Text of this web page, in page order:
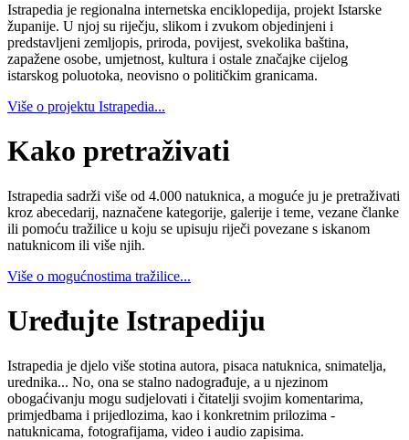
Istrapedia je regionalna internetska enciklopedija, projekt Istarske
županije. U njoj su riječju, slikom i zvukom objedinjeni i
predstavljeni zemljopis, priroda, povijest, svekolika baština,
zapažene osobe, umjetnost, kultura i ostale značajke cijelog
istarskog poluotoka, neovisno o političkim granicama.
Više o projektu Istrapedia...
Kako pretraživati
Istrapedia sadrži više od 4.000 natuknica, a moguće ju je pretraživati
kroz abecedarij, naznačene kategorije, galerije i teme, vezane članke
ili pomoću tražilice u koju se upisuju riječi povezane s iskanom
natuknicom ili više njih.
Više o mogućnostima tražilice...
Uređujte Istrapediju
Istrapedia je djelo više stotina autora, pisaca natuknica, snimatelja,
urednika... No, ona se stalno nadograđuje, a u njezinom
obogaćivanju mogu sudjelovati i čitatelji svojim komentarima,
primjedbama i prijedlozima, kao i konkretnim prilozima -
natuknicama, fotografijama, video i audio zapisima.